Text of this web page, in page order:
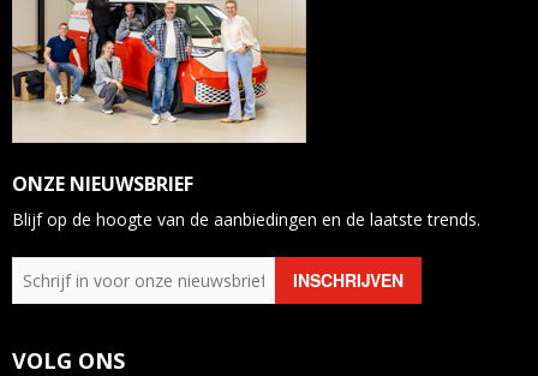
ONZE NIEUWSBRIEF
Blijf op de hoogte van de aanbiedingen en de laatste trends.
VOLG ONS